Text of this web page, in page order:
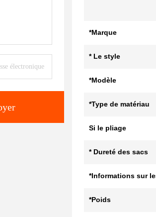
*Marque
* Le style
*Modèle
*Type de matériau
Si le pliage
* Dureté des sacs
*Informations sur
*Poids